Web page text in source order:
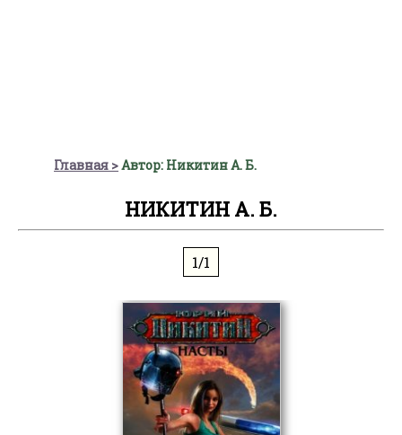
Главная Автор: Никитин А. Б.
НИКИТИН А. Б.
1/1